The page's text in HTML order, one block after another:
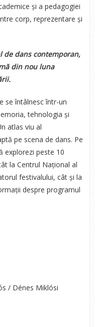
și a pedagogiei
corp, reprezentare și
de dans contemporan,
din nou luna
se întâlnesc într-un
tehnologia și
atlas viu al
pe scena de dans. Pe
explorezi peste 10
la Centrul Național al
festivalului, cât și la
despre programul
/ Dénes Miklósi